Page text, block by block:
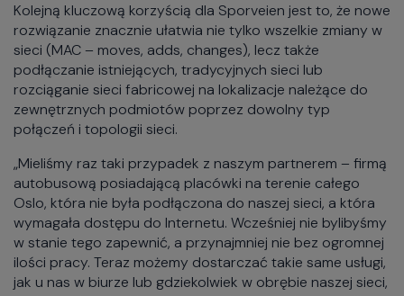
Kolejną kluczową korzyścią dla Sporveien jest to, że nowe
rozwiązanie znacznie ułatwia nie tylko wszelkie zmiany w
sieci (MAC – moves, adds, changes), lecz także
podłączanie istniejących, tradycyjnych sieci lub
rozciąganie sieci fabricowej na lokalizacje należące do
zewnętrznych podmiotów poprzez dowolny typ
połączeń i topologii sieci.
„Mieliśmy raz taki przypadek z naszym partnerem – firmą
autobusową posiadającą placówki na terenie całego
Oslo, która nie była podłączona do naszej sieci, a która
wymagała dostępu do Internetu. Wcześniej nie bylibyśmy
w stanie tego zapewnić, a przynajmniej nie bez ogromnej
ilości pracy. Teraz możemy dostarczać takie same usługi,
jak u nas w biurze lub gdziekolwiek w obrębie naszej sieci,